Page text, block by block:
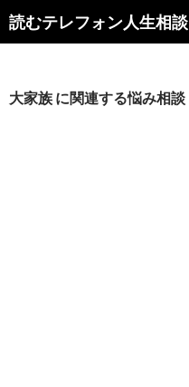
読むテレフォン人生相談
大家族 に関連する悩み相談